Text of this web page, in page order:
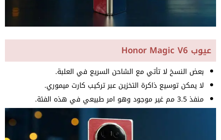
عيوب Honor Magic V6
بعض النسخ لا تأتي مع الشاحن السريع في العلبة.
لا يمكن توسيع ذاكرة التخزين عبر تركيب كارت ميموري.
منفذ 3.5 مم غير موجود وهو امر طبيعي في هذه الفئة.